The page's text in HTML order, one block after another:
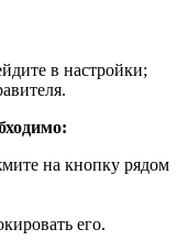
в настройки;
на кнопку рядом
его.